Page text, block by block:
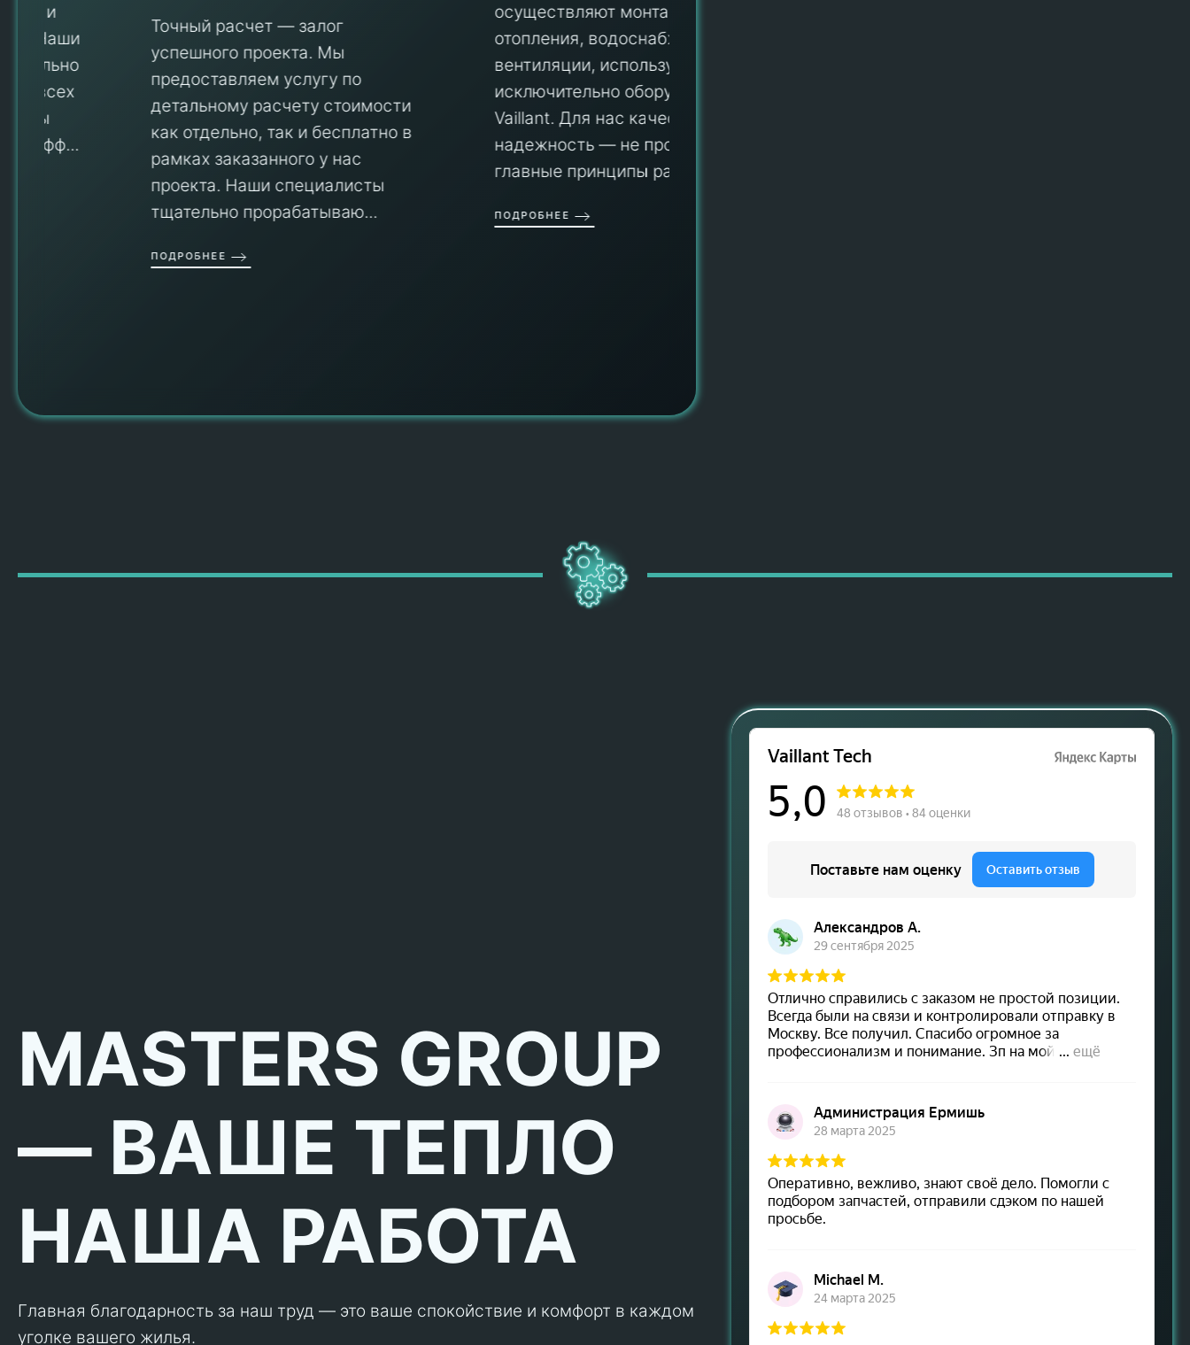
Точный расчет — залог
успешного проекта. Мы
предоставляем услугу по
детальному расчету стоимости
как отдельно, так и бесплатно в
рамках заказанного у нас
проекта. Наши специалисты
тщательно прорабатываю...
осуществляют монтаж систем
отопления, водоснабжения и
вентиляции, используя
исключительно оборудование
Vaillant. Для нас качество и
надежность — не просто слова, а
главные принципы ра...
MASTERS GROUP
— ВАШЕ ТЕПЛО
НАША РАБОТА
Главная благодарность за наш труд — это ваше спокойствие и комфорт в каждом
уголке вашего жилья.